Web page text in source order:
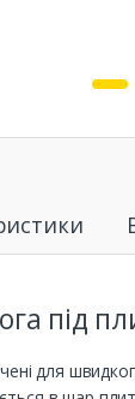
під
для